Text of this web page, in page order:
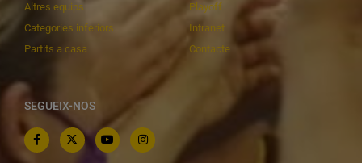
Altres equips
Categories inferiors
Partits a casa
Playoff
Intranet
Contacte
SEGUEIX-NOS